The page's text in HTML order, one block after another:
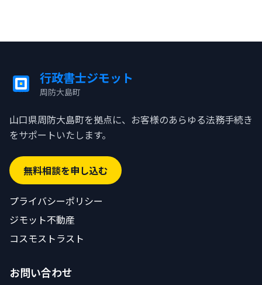
行政書士ジモット
周防大島町
山口県周防大島町を拠点に、お客様のあらゆる法務手続き
をサポートいたします。
無料相談を申し込む
プライバシーポリシー
ジモット不動産
コスモストラスト
お問い合わせ